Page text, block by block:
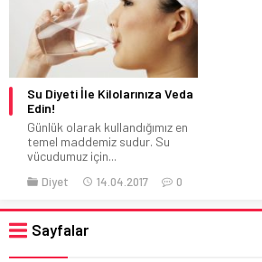
Su Diyeti İle Kilolarınıza Veda
Edin!
Günlük olarak kullandığımız en
temel maddemiz sudur. Su
vücudumuz için...
Diyet 14.04.2017 0
Sayfalar